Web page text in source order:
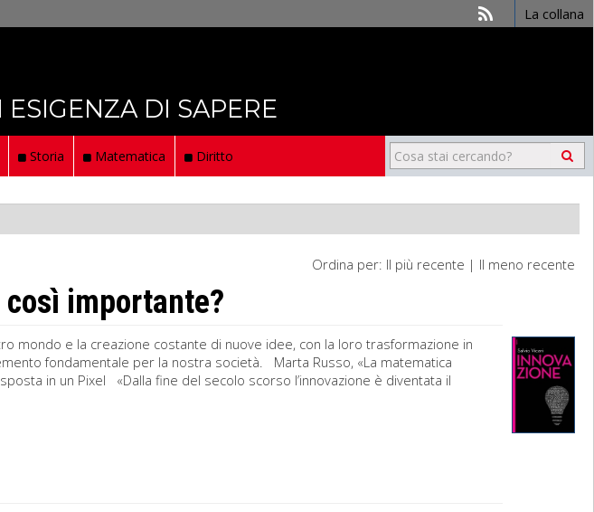
La collana
DI SAPERE
Storia Matematica Diritto
Ordina per: Il più recente | Il meno recente
così importante?
mondo e la creazione costante di nuove idee, con la loro trasformazione in
fondamentale per la nostra società. Marta Russo, «La matematica
in un Pixel «Dalla fine del secolo scorso l’innovazione è diventata il